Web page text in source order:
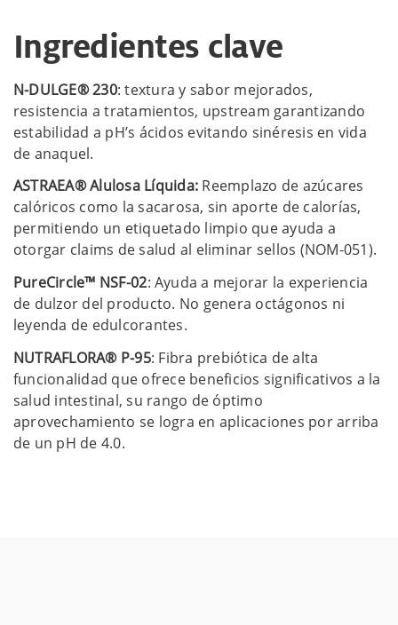
Ingredientes clave
N-DULGE® 230: textura y sabor mejorados,
resistencia a tratamientos, upstream garantizando
estabilidad a pH’s ácidos evitando sinéresis en vida
de anaquel.
ASTRAEA® Alulosa Líquida: Reemplazo de azúcares
calóricos como la sacarosa, sin aporte de calorías,
permitiendo un etiquetado limpio que ayuda a
otorgar claims de salud al eliminar sellos (NOM-051).
PureCircle™ NSF-02: Ayuda a mejorar la experiencia
de dulzor del producto. No genera octágonos ni
leyenda de edulcorantes.
NUTRAFLORA® P-95: Fibra prebiótica de alta
funcionalidad que ofrece beneficios significativos a la
salud intestinal, su rango de óptimo
aprovechamiento se logra en aplicaciones por arriba
de un pH de 4.0.